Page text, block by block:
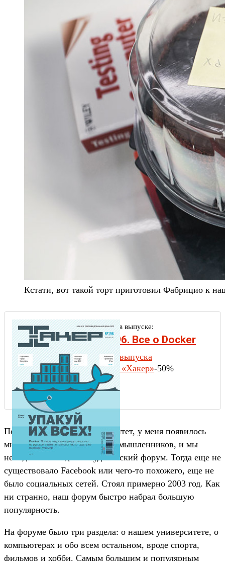
Кстати, вот такой торт приготовил Фабрицио к
Другие статьи в выпуске:
Хакер #196. Все о Docker
Содержание выпуска
Подписка на «Хакер»-50%
Потом я поступил в университет, у меня появилось
много хороших друзей-единомышленников, и мы
немедленно создали студенческий форум. Тогда еще не
существовало Facebook или чего-то похожего, еще не
было социальных сетей. Стоял примерно 2003 год. Как
ни странно, наш форум быстро набрал большую
популярность.
На форуме было три раздела: о нашем университете, о
компьютерах и обо всем остальном, вроде спорта,
фильмов и хобби. Самым большим и популярным